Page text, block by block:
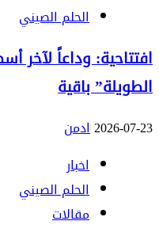
الحلم الصيني
افتتاحية: وداعاً لآخر
الطويلة” باقية
2026-07-23ادمن
اخبار
الحلم الصيني
مقالات